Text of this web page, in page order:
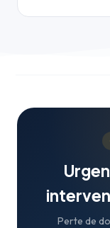
Perte de